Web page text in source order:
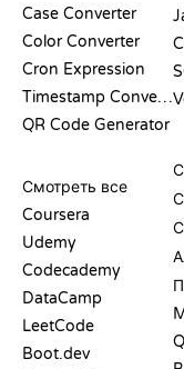
Case Converter
Color Converter
Cron Expression
Timestamp Converter
QR Code Generator
Смотреть все
Coursera
Udemy
Codecademy
DataCamp
LeetCode
Boot.dev